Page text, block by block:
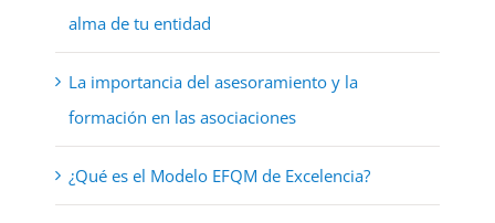
alma de tu entidad
La importancia del asesoramiento y la
formación en las asociaciones
¿Qué es el Modelo EFQM de Excelencia?